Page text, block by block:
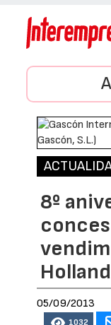
8º
Holland
05/09/2013
1032